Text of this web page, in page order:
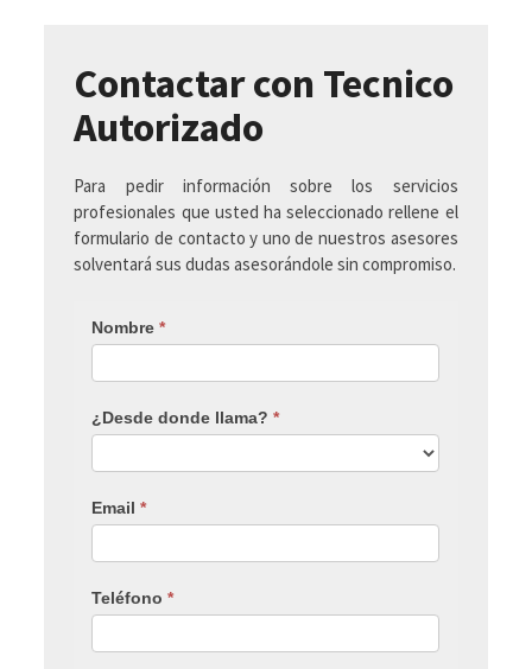
Contactar con Tecnico
Autorizado
Para pedir información sobre los servicios
profesionales que usted ha seleccionado rellene el
formulario de contacto y uno de nuestros asesores
solventará sus dudas asesorándole sin compromiso.
Nombre*
¿Desde donde llama?*
Email*
Teléfono*